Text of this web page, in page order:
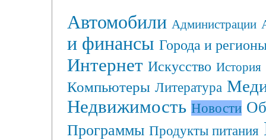
Автомобили Администрации
и финансы Города и
Интернет Искусство История
Компьютеры Литература
Недвижимость Новости
Программы Продукты питания